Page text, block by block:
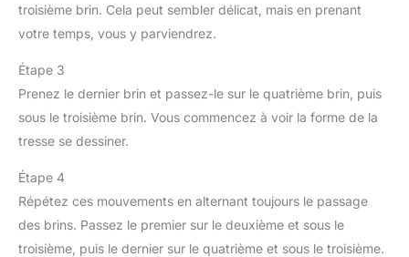
troisième brin. Cela peut sembler délicat, mais en prenant
votre temps, vous y parviendrez.
Étape 3
Prenez le dernier brin et passez-le sur le quatrième brin, puis
sous le troisième brin. Vous commencez à voir la forme de la
tresse se dessiner.
Étape 4
Répétez ces mouvements en alternant toujours le passage
des brins. Passez le premier sur le deuxième et sous le
troisième, puis le dernier sur le quatrième et sous le troisième.